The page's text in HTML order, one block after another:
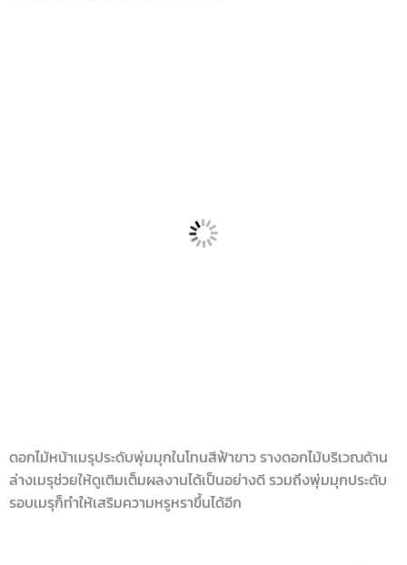
ดอกไม้หน้าเมรุประดับพุ่มมุกในโทนสีฟ้าขาว รางดอกไม้บริเวณด้าน
ล่างเมรุช่วยให้ดูเติมเต็มผลงานได้เป็นอย่างดี รวมถึงพุ่มมุกประดับ
รอบเมรุก็ทำให้เสริมความหรูหราขึ้นได้อีก